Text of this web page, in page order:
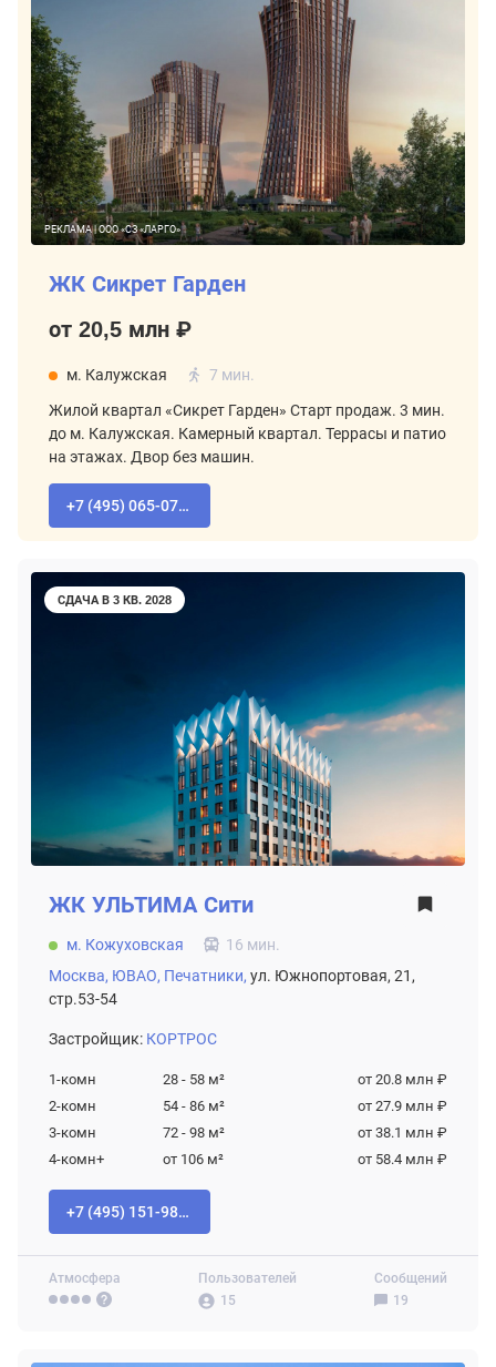
РЕКЛАМА | ООО «СЗ «ЛАРГО»
ЖК Сикрет Гарден
от 20,5 млн ₽
м. Калужская 7 мин.
Жилой квартал «Сикрет Гарден» Старт продаж. 3 мин.
до м. Калужская. Камерный квартал. Террасы и патио
на этажах. Двор без машин.
+7 (495) 065-07-55
СДАЧА В 3 КВ. 2028
Атмосфера
Пользователей
15
Сообщений
19
ЖК УЛЬТИМА Сити
м. Кожуховская
16 мин.
Москва, ЮВАО, Печатники, ул. Южнопортовая, 21,
стр.53-54
Застройщик: КОРТРОС
1-комн 28 - 58 м²
от 20.8 млн ₽
2-комн
54 - 86 м²
от 27.9 млн ₽
3-комн
72 - 98 м²
от 38.1 млн ₽
4-комн+
от 106 м² от 58.4 млн ₽
+7 (495) 151-98-94